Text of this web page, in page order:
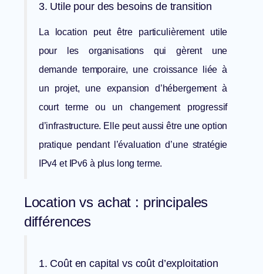
3. Utile pour des besoins de transition
La location peut être particulièrement utile
pour les organisations qui gèrent une
demande temporaire, une croissance liée à
un projet, une expansion d’hébergement à
court terme ou un changement progressif
d’infrastructure. Elle peut aussi être une option
pratique pendant l’évaluation d’une stratégie
IPv4 et IPv6 à plus long terme.
Location vs achat : principales
différences
1. Coût en capital vs coût d’exploitation